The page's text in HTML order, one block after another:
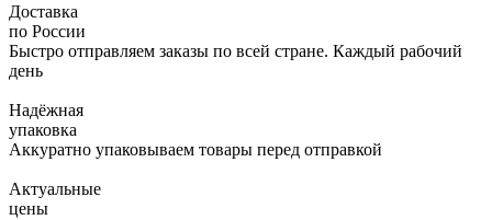
Доставка
по России
Быстро отправляем заказы по всей стране. Каждый рабочий
день
Надёжная
упаковка
Аккуратно упаковываем товары перед отправкой
Актуальные
цены